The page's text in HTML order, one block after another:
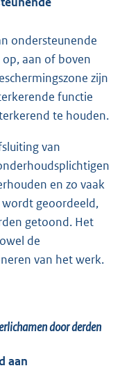
ondersteunende
aan of boven
zijn
functie
te houden.
van
en zo vaak
geoordeeld,
getoond. Het
de
van het werk.
door derden
aan